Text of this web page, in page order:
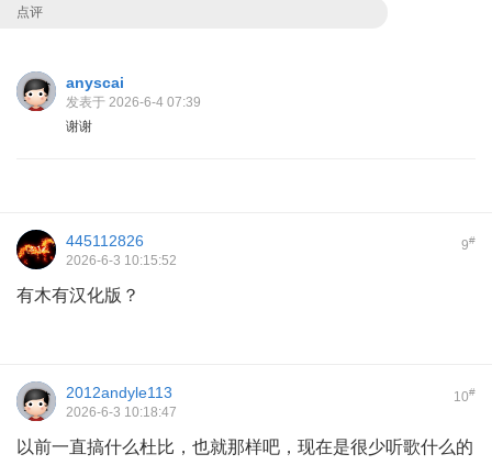
点评
anyscai
发表于 2026-6-4 07:39
谢谢
9#
445112826
2026-6-3 10:15:52
有木有汉化版？
10#
2012andyle113
2026-6-3 10:18:47
以前一直搞什么杜比，也就那样吧，现在是很少听歌什么的